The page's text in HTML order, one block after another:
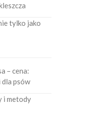
tylko jako
– cena:
psów
i metody